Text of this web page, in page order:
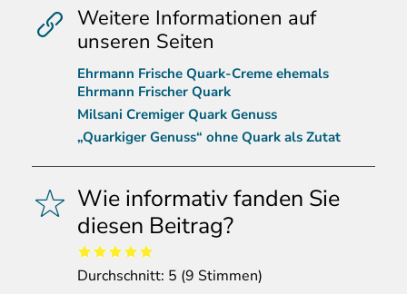
Weitere Informationen auf
unseren Seiten
Ehrmann Frische Quark-Creme ehemals
Ehrmann Frischer Quark
Milsani Cremiger Quark Genuss
„Quarkiger Genuss“ ohne Quark als Zutat
Wie informativ fanden Sie
diesen Beitrag?
Durchschnitt: 5 (9 Stimmen)